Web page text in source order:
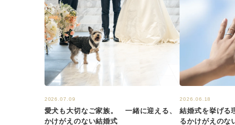
2026.07.09
愛犬も大切なご家族。 一緒に迎える、
かけがえのない結婚式
2026.06.18
結婚式を挙げ
るかけがえのな